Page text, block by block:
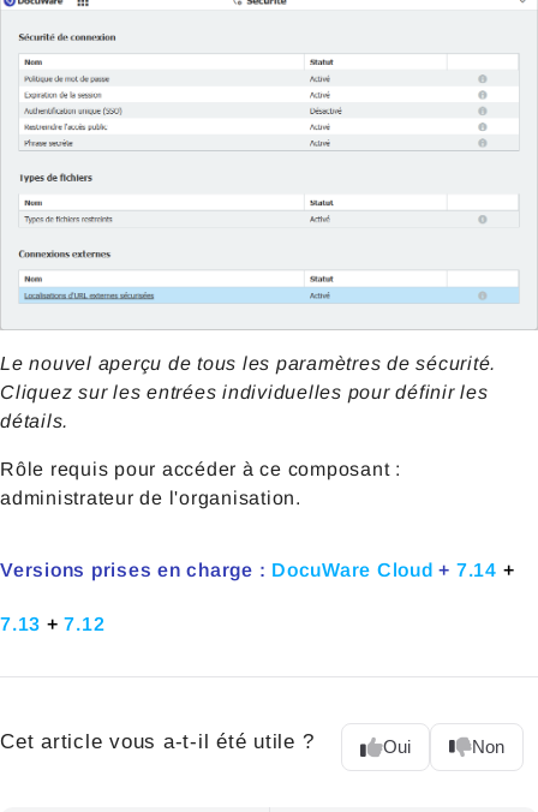
Le nouvel aperçu de tous les paramètres de sécurité.
Cliquez sur les entrées individuelles pour définir les
détails.
Rôle requis pour accéder à ce composant :
administrateur de l'organisation.
Versions prises en charge : DocuWare Cloud+ 7.14 +
7.13 + 7.12
Cet article vous a-t-il été utile ? Oui Non